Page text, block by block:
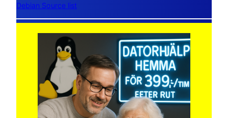
Debian Source list